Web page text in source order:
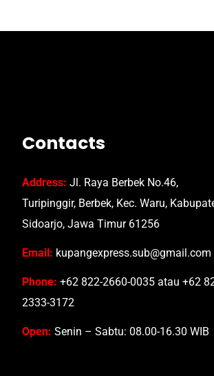
Contacts
Address: Jl. Raya Berbek No.46,
Turipinggir, Berbek, Kec. Waru,
Sidoarjo, Jawa Timur 61256
Email: kupangexpress.sub@gmail.com
Phone: +62 822-2660-0035 atau +62
2333-3172
Open: Senin – Sabtu: 08.00-16.30 WIB